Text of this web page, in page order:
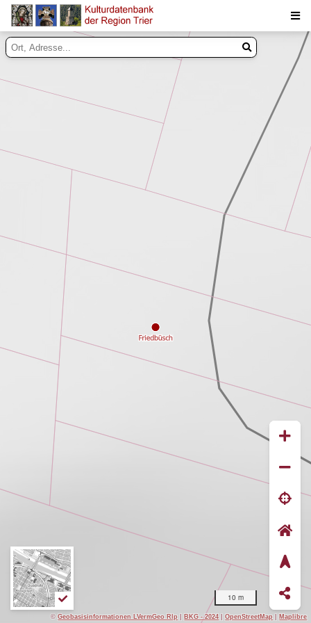
10 m
Suche
©Geobasisinformationen LVermGeo Rlp |BKG - 2024 |OpenStreetMap |Maplibre